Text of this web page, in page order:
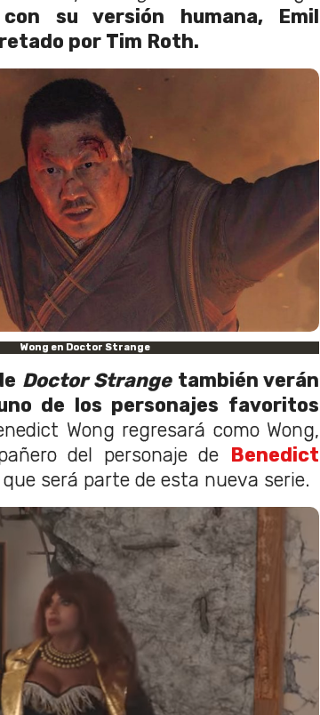
con su versión humana, Emil
por Tim Roth.
Wong en Doctor Strange
Doctor Strange también verán
de los personajes favoritos
Wong regresará como Wong,
del personaje de Benedict
que será parte de esta nueva serie.